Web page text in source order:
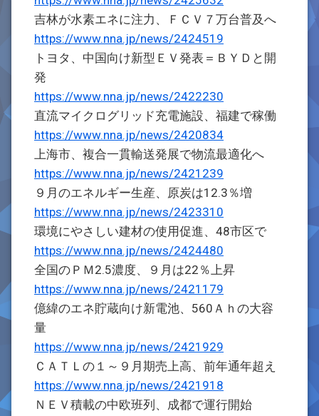
吉林が水素エネに注力、ＦＣＶ７万台普及へ
https://www.nna.jp/news/2424519
トヨタ、中国向け新型ＥＶ発表＝ＢＹＤと開
発
https://www.nna.jp/news/2422230
直流マイクログリッド充電施設、福建で稼働
https://www.nna.jp/news/2420834
上海市、複合一貫輸送発展で物流最適化へ
https://www.nna.jp/news/2421239
９月のエネルギー生産、原炭は12.3％増
https://www.nna.jp/news/2423310
環境にやさしい建材の使用促進、48市区で
https://www.nna.jp/news/2424480
全国のＰＭ2.5濃度、９月は22％上昇
https://www.nna.jp/news/2421179
億緯のエネ貯蔵向け新電池、560Ａｈの大容
量
https://www.nna.jp/news/2421929
ＣＡＴＬの１～９月期売上高、前年通年超え
https://www.nna.jp/news/2421918
ＮＥＶ積載の中欧班列、成都で運行開始